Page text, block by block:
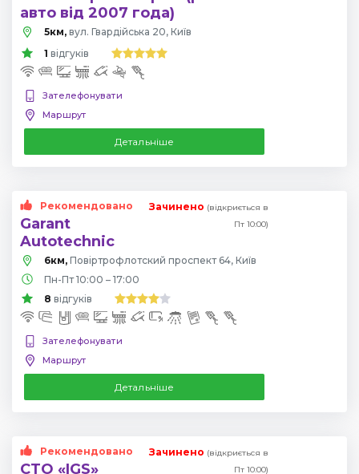
авто від 2007 года)
5км, вул. Гвардійська 20, Київ
1 відгуків
Зателефонувати
Маршрут
Детальніше
Рекомендовано
Garant
Autotechnic
Зачинено (відкриється в
Пт 10:00)
6км,
Повіртрофлотский проспект 64, Київ
Пн-Пт 10:00 – 17:00
8 відгуків
Зателефонувати
Маршрут
Детальніше
Рекомендовано
СТО «IGS»
Зачинено (відкриється в
Пт 10:00)